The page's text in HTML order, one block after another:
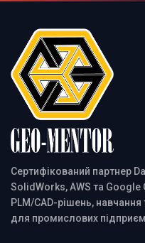
Сертифікований партнер
SolidWorks, AWS та
PLM/CAD-рішень, навчання
для промислових